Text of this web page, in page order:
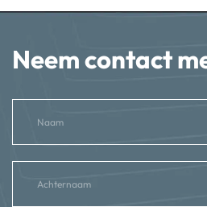
Neem contact